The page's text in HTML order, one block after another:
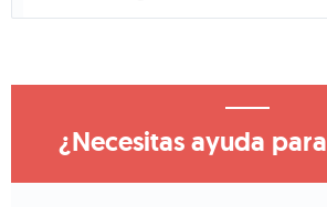
¿Necesitas ayuda